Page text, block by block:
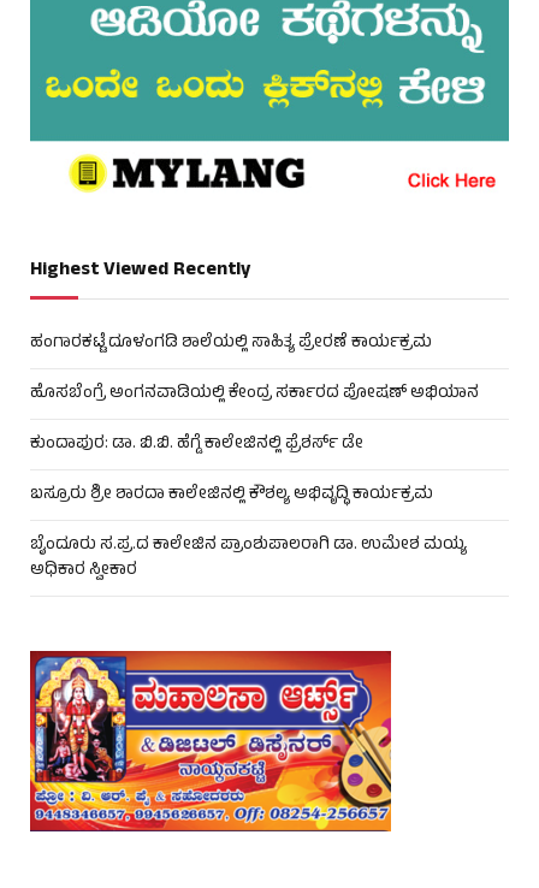
Highest Viewed Recently
ಹಂಗಾರಕಟ್ಟೆ ದೂಳಂಗಡಿ ಶಾಲೆಯಲ್ಲಿ ಸಾಹಿತ್ಯ ಪ್ರೇರಣೆ ಕಾರ್ಯಕ್ರಮ
ಹೊಸಬೆಂಗ್ರೆ ಅಂಗನವಾಡಿಯಲ್ಲಿ ಕೇಂದ್ರ ಸರ್ಕಾರದ ಪೋಷಣ್ ಅಭಿಯಾನ
ಕುಂದಾಪುರ: ಡಾ. ಬಿ.ಬಿ. ಹೆಗ್ಡೆ ಕಾಲೇಜಿನಲ್ಲಿ ಫ್ರೆಶರ್ಸ್ ಡೇ
ಬಸ್ರೂರು ಶ್ರೀ ಶಾರದಾ ಕಾಲೇಜಿನಲ್ಲಿ ಕೌಶಲ್ಯ ಅಭಿವೃದ್ಧಿ ಕಾರ್ಯಕ್ರಮ
ಬೈಂದೂರು ಸ.ಪ್ರ.ದ ಕಾಲೇಜಿನ ಪ್ರಾಂಶುಪಾಲರಾಗಿ ಡಾ. ಉಮೇಶ ಮಯ್ಯ
ಅಧಿಕಾರ ಸ್ವೀಕಾರ